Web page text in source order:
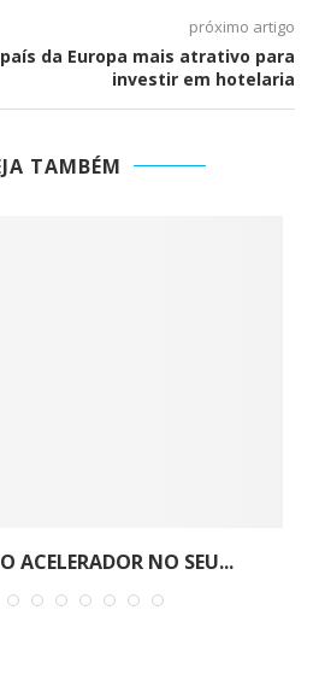
próximo artigo
da Europa mais atrativo para
investir em hotelaria
TAMBÉM
ACELERADOR NO SEU...